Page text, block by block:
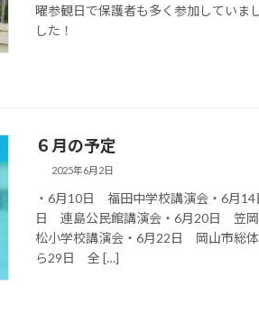
曜参観日で保護者も多く参加していま
した！
６月の予定
2025年6月2日
・6月10日 福田中学校講演会・6月
日 連島公民館講演会・6月20日 笠
松小学校講演会・6月22日 岡山市総
ら29日 全 […]